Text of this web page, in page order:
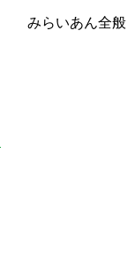
みらいあん全般